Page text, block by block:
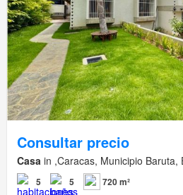
Consultar precio
Casa in ,Caracas, Municipio Baruta,
5 5 720 m²